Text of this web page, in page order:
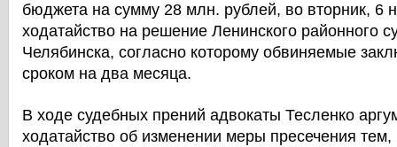
бюджета на сумму 28 млн. рублей, во вторник, 6
ходатайство на решение Ленинского районного
Челябинска, согласно которому обвиняемые
сроком на два месяца.
В ходе судебных прений адвокаты Тесленко
ходатайство об изменении меры пресечения тем,